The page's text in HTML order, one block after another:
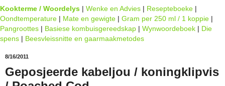
Kookterme / Woordelys | Wenke en Advies | Resepteboeke |
Oondtemperature | Mate en gewigte | Gram per 250 ml / 1 koppie |
Pangroottes | Basiese kombuisgereedskap | Wynwoordeboek | Die
spens | Beesvleissnitte en gaarmaakmetodes
8/16/2011
Geposjeerde kabeljou / koningklipvis